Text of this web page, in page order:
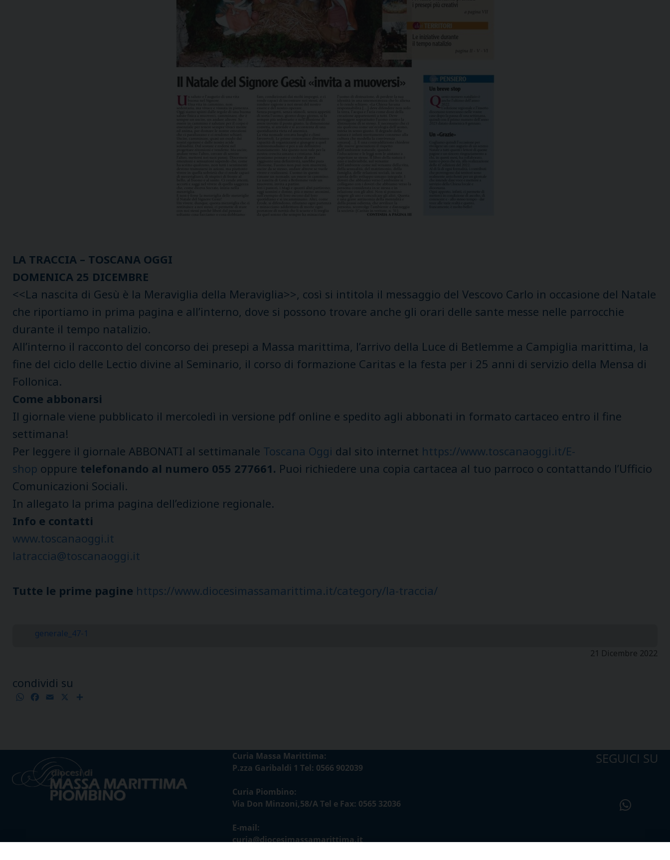
LA TRACCIA – TOSCANA OGGI
DOMENICA 25 DICEMBRE
<<La nascita di Gesù è la Meraviglia della Meraviglia>>, così si intitola il messaggio del Vescovo Carlo in occasione del Natale
che riportiamo in prima pagina e all’interno, dove si possono trovare anche gli orari delle sante messe nelle parrocchie
durante il tempo natalizio.
All’interno il racconto del concorso dei presepi a Massa marittima, l’arrivo della Luce di Betlemme a Campiglia marittima, la
fine del ciclo delle Lectio divine al Seminario, il corso di formazione Caritas e la festa per i 25 anni di servizio della Mensa di
Follonica.
Come abbonarsi
Il giornale viene pubblicato il mercoledì in versione pdf online e spedito agli abbonati in formato cartaceo entro il fine
settimana!
Per leggere il giornale ABBONATI al settimanale Toscana Oggi dal sito internet https://www.toscanaoggi.it/E-
shop oppure telefonando al numero 055 277661. Puoi richiedere una copia cartacea al tuo parroco o contattando l’Ufficio
Comunicazioni Sociali.
In allegato la prima pagina dell’edizione regionale.
Info e contatti
www.toscanaoggi.it
latraccia@toscanaoggi.it
Tutte le prime pagine https://www.diocesimassamarittima.it/category/la-traccia/
generale_47-1
21 Dicembre 2022
condividi su
WhatsApp
Facebook
Email
Curia Massa Marittima:
P.zza Garibaldi 1 Tel: 0566 902039
Curia Piombino:
Via Don Minzoni,58/A Tel e Fax: 0565 32036
E-mail:
curia@diocesimassamarittima.it
SEGUICI SU